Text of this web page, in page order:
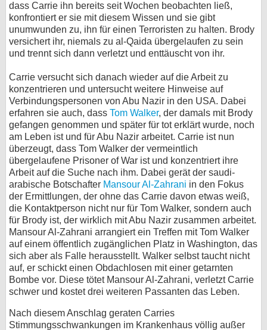
dass Carrie ihn bereits seit Wochen beobachten ließ,
konfrontiert er sie mit diesem Wissen und sie gibt
unumwunden zu, ihn für einen Terroristen zu halten. Brody
versichert ihr, niemals zu al-Qaida übergelaufen zu sein
und trennt sich dann verletzt und enttäuscht von ihr.
Carrie versucht sich danach wieder auf die Arbeit zu
konzentrieren und untersucht weitere Hinweise auf
Verbindungspersonen von Abu Nazir in den USA. Dabei
erfahren sie auch, dass Tom Walker, der damals mit Brody
gefangen genommen und später für tot erklärt wurde, noch
am Leben ist und für Abu Nazir arbeitet. Carrie ist nun
überzeugt, dass Tom Walker der vermeintlich
übergelaufene Prisoner of War ist und konzentriert ihre
Arbeit auf die Suche nach ihm. Dabei gerät der saudi-
arabische Botschafter Mansour Al-Zahrani in den Fokus
der Ermittlungen, der ohne das Carrie davon etwas weiß,
die Kontaktperson nicht nur für Tom Walker, sondern auch
für Brody ist, der wirklich mit Abu Nazir zusammen arbeitet.
Mansour Al-Zahrani arrangiert ein Treffen mit Tom Walker
auf einem öffentlich zugänglichen Platz in Washington, das
sich aber als Falle herausstellt. Walker selbst taucht nicht
auf, er schickt einen Obdachlosen mit einer getarnten
Bombe vor. Diese tötet Mansour Al-Zahrani, verletzt Carrie
schwer und kostet drei weiteren Passanten das Leben.
Nach diesem Anschlag geraten Carries
Stimmungsschwankungen im Krankenhaus völlig außer